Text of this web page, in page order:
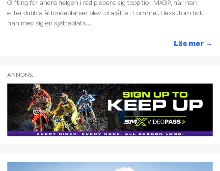
Gifting för andra helgen i rad placera sig topp tio i MXGP, när han
efter dubbla åttondeplatser blev totalåtta i Lommel. Dessutom fick
han med sig en sjätteplats...
Läs mer →
ANNONS: